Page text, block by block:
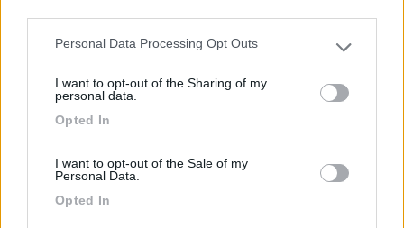
Please note that this website/app uses one or more Google
not limited to your visit or usage behaviour. You may click to
grant or deny consent to Google and its third-party tags to
use your data for below specified purposes in below Google
Personal Data Processing Opt Outs
I want to opt-out of the Sharing of my
personal data.
Opted In
I want to opt-out of the Sale of my
Personal Data.
Opted In
Achenkirch - 4.3km
Sixenstrasse 17